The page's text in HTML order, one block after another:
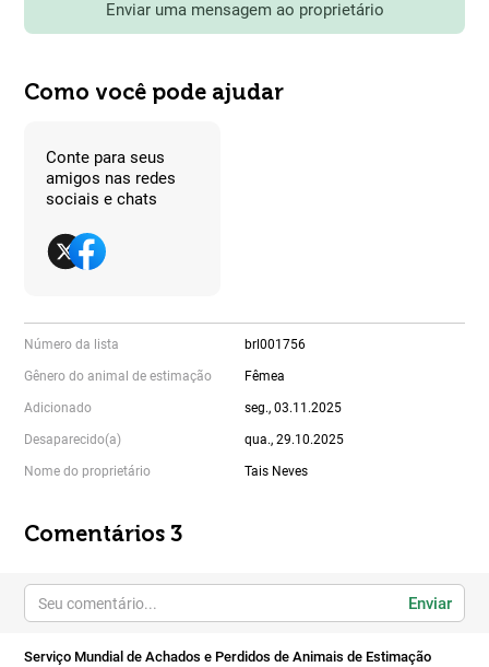
Enviar uma mensagem ao proprietário
Como você pode ajudar
Conte para seus
amigos nas redes
sociais e chats
Número da lista brl001756
Gênero do animal de estimação Fêmea
Adicionado seg., 03.11.2025
Desaparecido(a) qua., 29.10.2025
Nome do proprietário Tais Neves
Comentários 3
Enviar
Serviço Mundial de Achados e Perdidos de Animais de Estimação